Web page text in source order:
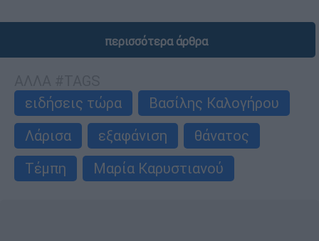
περισσότερα άρθρα
ειδήσεις τώρα
Βασίλης Καλογήρου
Λάρισα
εξαφάνιση
θάνατος
Τέμπη
Μαρία Καρυστιανού